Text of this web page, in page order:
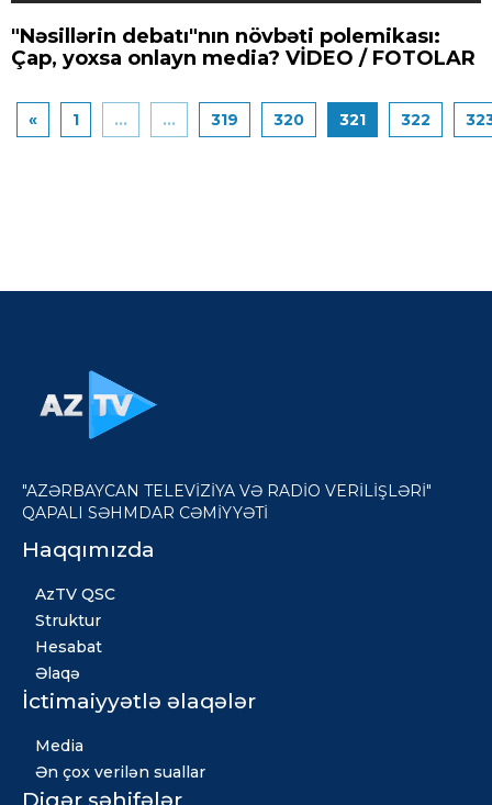
"Nəsillərin debatı"nın növbəti polemikası:
Çap, yoxsa onlayn media? VİDEO / FOTOLAR
« 1 ... ... 319 320 321 322
"AZƏRBAYCAN TELEVİZİYA VƏ RADİO VERİLİŞLƏRİ"
QAPALI SƏHMDAR CƏMİYYƏTİ
Haqqımızda
AzTV QSC
Struktur
Hesabat
Əlaqə
İctimaiyyətlə əlaqələr
Media
Ən çox verilən suallar